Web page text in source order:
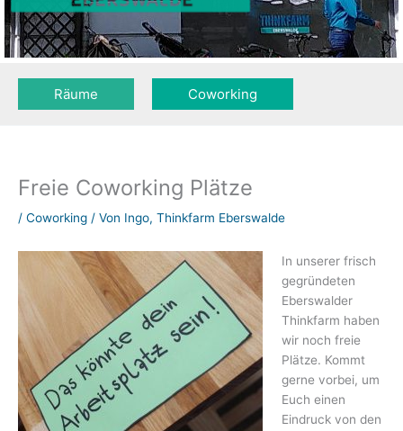
Räume Coworking
Freie Coworking Plätze
/ Coworking / Von Ingo, Thinkfarm Eberswalde
In unserer frisch
gegründeten
Eberswalder
Thinkfarm haben
wir noch freie
Plätze. Kommt
gerne vorbei, um
Euch einen
Eindruck von den